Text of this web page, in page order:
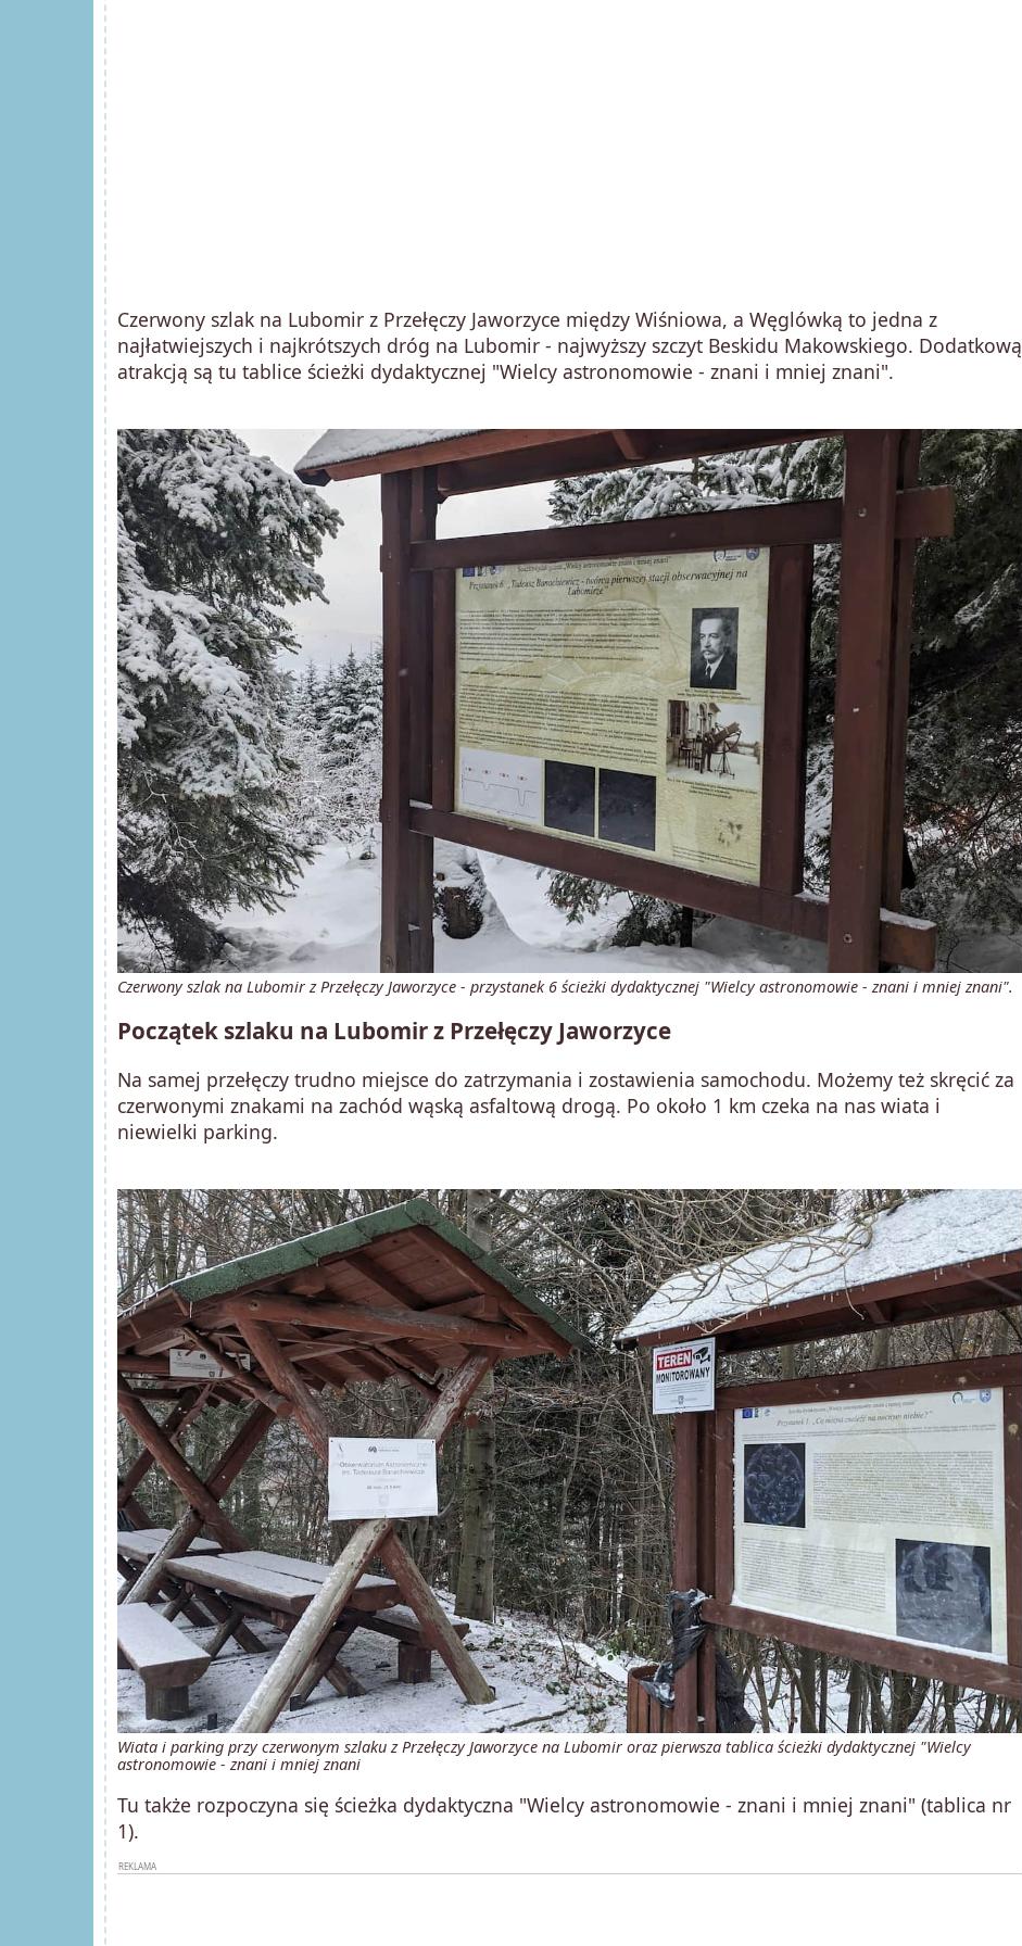
Czerwony szlak na Lubomir z Przełęczy Jaworzyce między Wiśniowa, a Węglówką to jedna z
najłatwiejszych i najkrótszych dróg na Lubomir - najwyższy szczyt Beskidu Makowskiego. Dodatkową
atrakcją są tu tablice ścieżki dydaktycznej "Wielcy astronomowie - znani i mniej znani".
Czerwony szlak na Lubomir z Przełęczy Jaworzyce - przystanek 6 ścieżki dydaktycznej "Wielcy astronomowie - znani i mniej znani".
Początek szlaku na Lubomir z Przełęczy Jaworzyce
Na samej przełęczy trudno miejsce do zatrzymania i zostawienia samochodu. Możemy też skręcić za
czerwonymi znakami na zachód wąską asfaltową drogą. Po około 1 km czeka na nas wiata i
niewielki parking.
Wiata i parking przy czerwonym szlaku z Przełęczy Jaworzyce na Lubomir oraz pierwsza tablica ścieżki dydaktycznej "Wielcy
astronomowie - znani i mniej znani
Tu także rozpoczyna się ścieżka dydaktyczna "Wielcy astronomowie - znani i mniej znani" (tablica nr
1).